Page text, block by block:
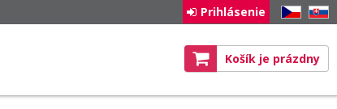
CZ SK
Prihlásenie
Košík je prázdny